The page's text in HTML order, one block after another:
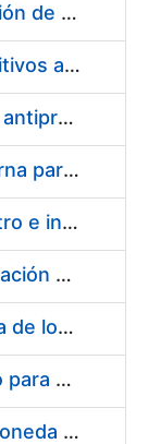
Acuerdo marco para la fabricación de piezas
Suministro de Protectores Auditivos a medida para las personas trabajadoras de los Centros de Trabajo de Madrid y Burgos
Suministro de gafas graduadas antiproyecciones para los trabajadores de la FNMT-RCM en los centros de trabajo de Madrid y Burgos
Servicios de una empresa externa para el asesoramiento y resolución de los recursos de alzada que se presentan relacionados con procesos de selección para la FNMT-RCM
Acuerdo marco para el suministro e instalación de persianas, estores y otros complementos
Servicio de Calibración y Verificación Externa de los Equipos de Medición del Servicio de Prevención de la FNMT-RCM
Conexión mediante Fibra Óptica de los Centros de Proceso de Datos (CPDs) de las sedes de la FNMT-RCM de Burgos y Madrid
Contratación de acuerdo marco para el Suministro de Material de Electricidad para la Fábrica Nacional de Moneda y Timbre-Real Casa de la Moneda en su centro de trabajo de Burgos
Suministro de estuches para moneda de 30 €